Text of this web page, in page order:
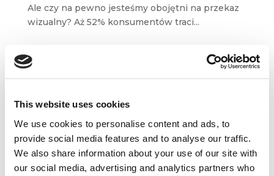
This website uses cookies
We use cookies to personalise content and ads, to
provide social media features and to analyse our traffic.
We also share information about your use of our site with
our social media, advertising and analytics partners who
Ale czy na pewno jesteśmy obojętni na przekaz
wizualny? Aż 52% konsumentów traci...

questus
ul. Organizacji WiN 83/7
91-811 Łódź